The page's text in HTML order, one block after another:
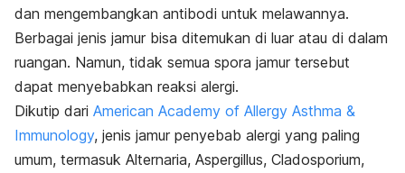
dan mengembangkan antibodi untuk melawannya.
Berbagai jenis jamur bisa ditemukan di luar atau di dalam
ruangan. Namun, tidak semua spora jamur tersebut
dapat menyebabkan reaksi alergi.
Dikutip dari American Academy of Allergy Asthma &
Immunology, jenis jamur penyebab alergi yang paling
umum, termasuk Alternaria, Aspergillus, Cladosporium,